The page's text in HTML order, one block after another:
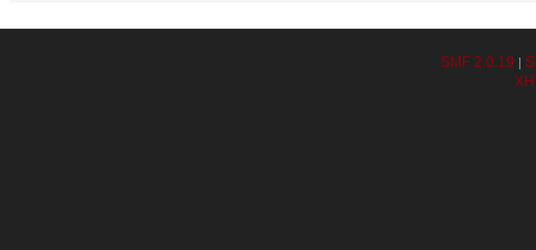
SMF 2.0.19